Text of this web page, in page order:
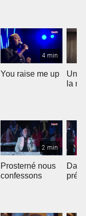
4 min
You raise me up
Une
la
2 min
Prosterné nous
confessons